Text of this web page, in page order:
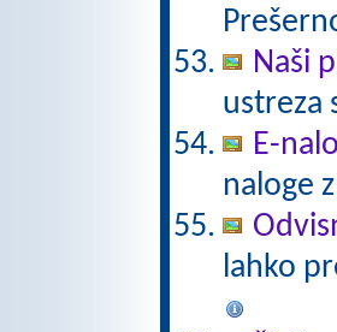
Naši
ustreza
E-
naloge
lahko